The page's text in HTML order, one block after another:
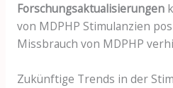
Forschungsaktualisierungen
von MDPHP Stimulanzien
Missbrauch von MDPHP
Zukünftige Trends in der